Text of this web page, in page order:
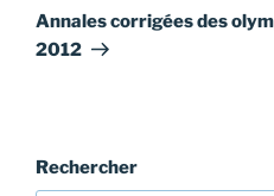
suivant
Annales corrigées des
2012
Rechercher